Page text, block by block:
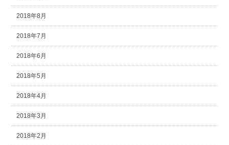
2018年8月
2018年7月
2018年6月
2018年5月
2018年4月
2018年3月
2018年2月